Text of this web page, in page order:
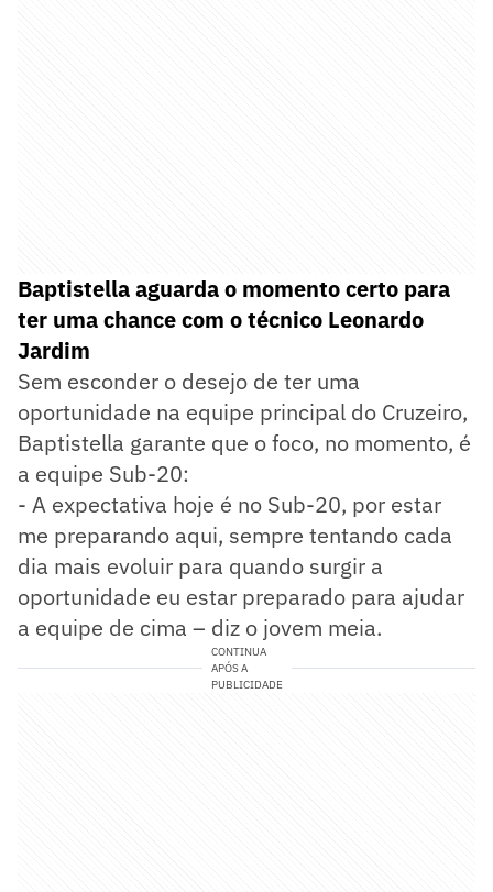
Baptistella aguarda o momento certo para
ter uma chance com o técnico Leonardo
Jardim
Sem esconder o desejo de ter uma
oportunidade na equipe principal do Cruzeiro,
Baptistella garante que o foco, no momento, é
a equipe Sub-20:
- A expectativa hoje é no Sub-20, por estar
me preparando aqui, sempre tentando cada
dia mais evoluir para quando surgir a
oportunidade eu estar preparado para ajudar
a equipe de cima – diz o jovem meia.
CONTINUA
APÓS A
PUBLICIDADE